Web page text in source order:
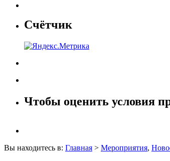
Счётчик
Чтобы оценить условия
Вы находитесь в: Главная > Мероприятия,